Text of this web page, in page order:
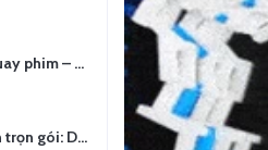
Thuê thiết bị quay phim – chụp ảnh: Giải pháp tối ưu chi phí cho doanh nghiệp
Tổ chức sự kiện trọn gói: Doanh nghiệp được gì khi chọn đơn vị chuyên nghiệp?